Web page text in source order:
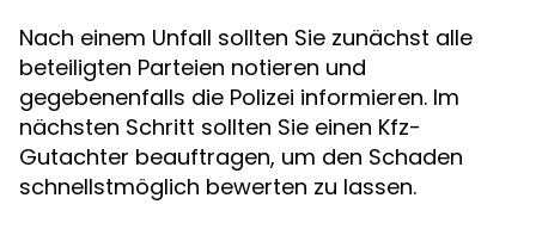
Nach einem Unfall sollten Sie zunächst alle
beteiligten Parteien notieren und
gegebenenfalls die Polizei informieren. Im
nächsten Schritt sollten Sie einen Kfz-
Gutachter beauftragen, um den Schaden
schnellstmöglich bewerten zu lassen.